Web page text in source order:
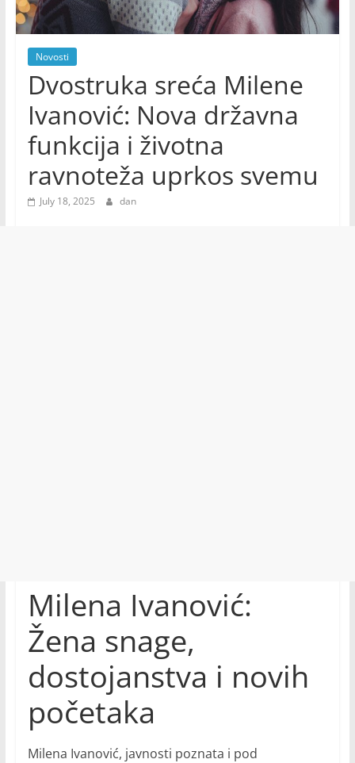
Novosti
Dvostruka sreća Milene
Ivanović: Nova državna
funkcija i životna
ravnoteža uprkos svemu
July 18, 2025 dan
Milena Ivanović:
Žena snage,
dostojanstva i novih
početaka
Milena Ivanović, javnosti poznata i pod